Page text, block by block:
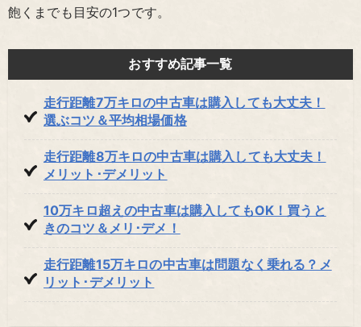
飽くまでも目安の1つです。
おすすめ記事一覧
走行距離7万キロの中古車は購入しても大丈夫！
選ぶコツ＆平均相場価格
走行距離8万キロの中古車は購入しても大丈夫！
メリット･デメリット
10万キロ超えの中古車は購入してもOK！買うと
きのコツ＆メリ･デメ！
走行距離15万キロの中古車は問題なく乗れる？メ
リット･デメリット